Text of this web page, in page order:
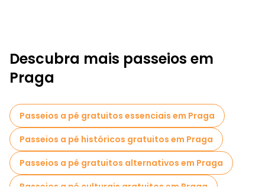
Descubra mais passeios em
Praga
Passeios a pé gratuitos essenciais em Praga
Passeios a pé históricos gratuitos em Praga
Passeios a pé gratuitos alternativos em Praga
Passeios a pé culturais gratuitos em Praga